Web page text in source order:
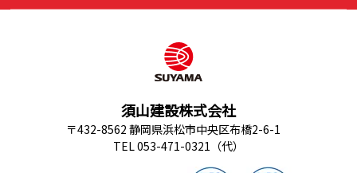
須山建設株式会社
〒432-8562 静岡県浜松市中央区布橋2-6-1
TEL 053-471-0321（代）